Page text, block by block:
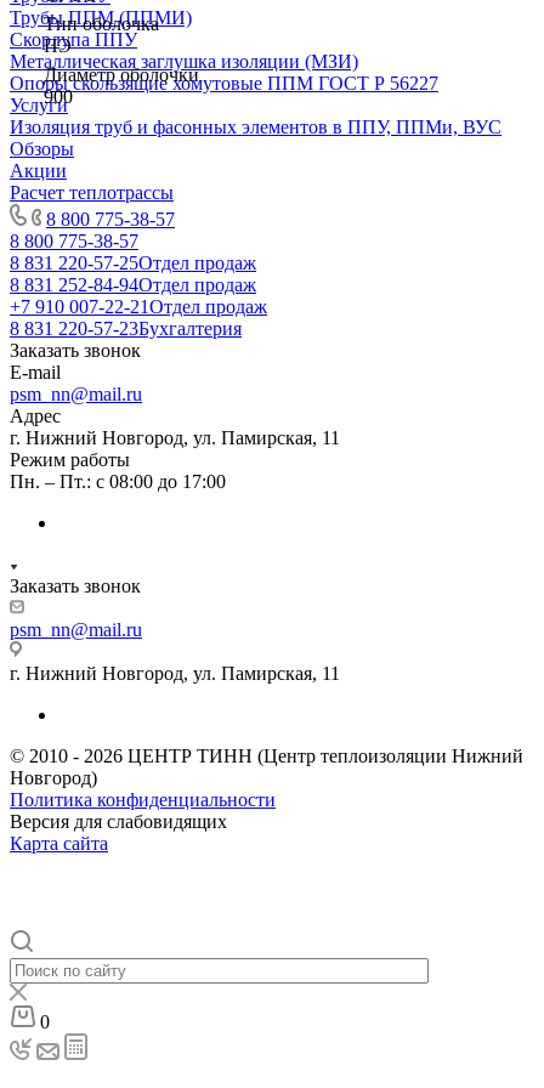
Тип оболочка
ПЭ
Диаметр оболочки
900
Трубы ППМ (ППМИ)
Скорлупа ППУ
Металлическая заглушка изоляции (МЗИ)
Опоры скользящие хомутовые ППМ ГОСТ Р 56227
Услуги
Изоляция труб и фасонных элементов в ППУ, ППМи, ВУС
Обзоры
Акции
Расчет теплотрассы
8 800 775-38-57
8 800 775-38-57
8 831 220-57-25Отдел продаж
8 831 252-84-94Отдел продаж
+7 910 007-22-21Отдел продаж
8 831 220-57-23Бухгалтерия
Заказать звонок
E-mail
psm_nn@mail.ru
Адрес
г. Нижний Новгород, ул. Памирская, 11
Режим работы
Пн. – Пт.: с 08:00 до 17:00
Заказать звонок
psm_nn@mail.ru
г. Нижний Новгород, ул. Памирская, 11
© 2010 - 2026 ЦЕНТР ТИНН (Центр теплоизоляции Нижний
Новгород)
Политика конфиденциальности
Версия для слабовидящих
Карта сайта
0